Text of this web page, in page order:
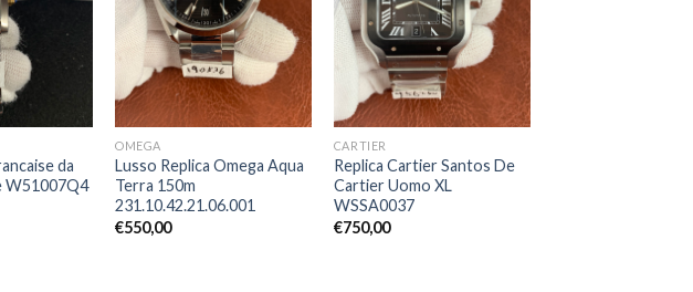
da
W51007Q4
OMEGA
Lusso Replica Omega Aqua
Terra 150m
231.10.42.21.06.001
€550,00
CARTIER
Replica Cartier Santos De
Cartier Uomo XL
WSSA0037
€750,00